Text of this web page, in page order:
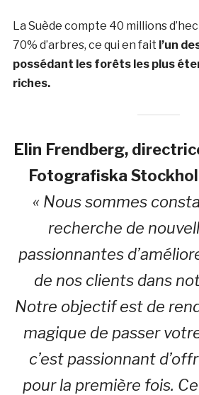
La Suède compte 40 millions
70% d’arbres, ce qui en fait l’un
possédant les forêts les plus
riches.
Elin Frendberg,
Fotografiska
« Nous sommes
recherche de
passionnantes
de nos clients dans
Notre objectif est de
magique de passer
c’est passionnant
pour la première fois.